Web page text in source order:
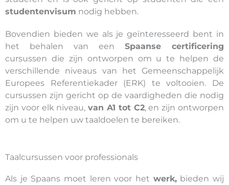
studentenvisum nodig hebben.
Bovendien bieden we als je geïnteresseerd bent in
het behalen van een Spaanse certificering
cursussen die zijn ontworpen om u te helpen de
verschillende niveaus van het Gemeenschappelijk
Europees Referentiekader (ERK) te voltooien. De
cursussen zijn gericht op de vaardigheden die nodig
zijn voor elk niveau,van A1 tot C2, en zijn ontworpen
om u te helpen uw taaldoelen te bereiken.
Taalcursussen voor professionals
Als je Spaans moet leren voor het werk,bieden wij